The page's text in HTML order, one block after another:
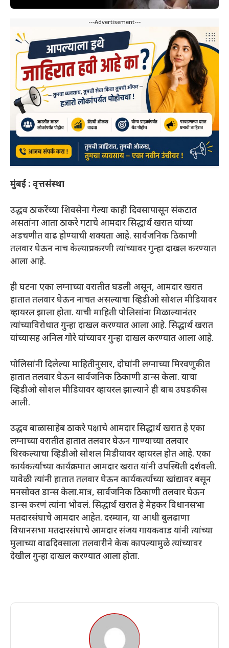
---Advertisement---
मुंबई : वृत्तसंस्था
उद्धव ठाकरेंच्या शिवसेना गेल्या काही दिवसापासून संकटात
असतांना आता ठाकरे गटाचे आमदार सिद्धार्थ खरात यांच्या
अडचणीत वाढ होण्याची शक्यता आहे. सार्वजनिक ठिकाणी
तलवार घेऊन नाच केल्याप्रकरणी त्यांच्यावर गुन्हा दाखल करण्यात
आला आहे.
ही घटना एका लग्नाच्या वरातीत घडली असून, आमदार खरात
हातात तलवार घेऊन नाचत असल्याचा व्हिडीओ सोशल मीडियावर
व्हायरल झाला होता. याची माहिती पोलिसांना मिळाल्यानंतर
त्यांच्याविरोधात गुन्हा दाखल करण्यात आला आहे. सिद्धार्थ खरात
यांच्यासह अनिल गोरे यांच्यावर गुन्हा दाखल करण्यात आला आहे.
पोलिसांनी दिलेल्या माहितीनुसार, दोघांनी लग्नाच्या मिरवणुकीत
हातात तलवार घेऊन सार्वजनिक ठिकाणी डान्स केला. याचा
व्हिडीओ सोशल मीडियावर व्हायरल झाल्याने ही बाब उघडकीस
आली.
उद्धव बाळासाहेब ठाकरे पक्षाचे आमदार सिद्धार्थ खरात हे एका
लग्नाच्या वरातीत हातात तलवार घेऊन गाण्याच्या तलवार
थिरकल्याचा व्हिडीओ सोशल मिडीयावर व्हायरल होत आहे. एका
कार्यकर्त्याच्या कार्यक्रमात आमदार खरात यांनी उपस्थिती दर्शवली.
यावेळी त्यांनी हातात तलवार घेऊन कार्यकर्त्याच्या खांद्यावर बसून
मनसोक्त डान्स केला.मात्र, सार्वजनिक ठिकाणी तलवार घेऊन
डान्स करणं त्यांना भोवलं. सिद्धार्थ खरात हे मेहकर विधानसभा
मतदारसंघाचे आमदार आहेत. दरम्यान, या आधी बुलढाणा
विधानसभा मतदारसंघाचे आमदार संजय गायकवाड यांनी त्यांच्या
मुलाच्या वाढदिवसाला तलवारीने केक कापल्यामुळे त्यांच्यावर
देखील गुन्हा दाखल करण्यात आला होता.